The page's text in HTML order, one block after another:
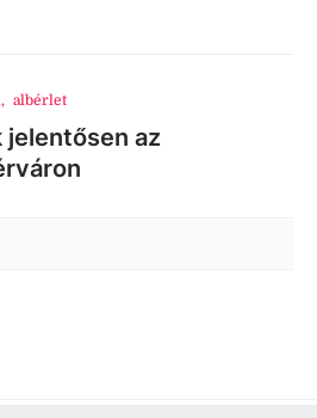
, albérlet
jelentősen az